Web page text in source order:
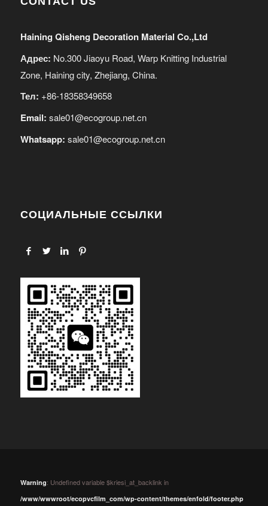
Haining Qisheng Decoration Material Co.,Ltd
Адрес: No.300 Jiaoyu Road, Warp Knitting Industrial
Zone, Haining city, Zhejiang, China.
Тел: +86-18358349658
Email: sale01@ecogroup.net.cn
Whatsapp: sale01@ecogroup.net.cn
СОЦИАЛЬНЫЕ ССЫЛКИ
Warning: Undefined variable $kriesi_at_backlink in
/www/wwwroot/ecopvcfilm_com/wp-content/themes/enfold/footer.php